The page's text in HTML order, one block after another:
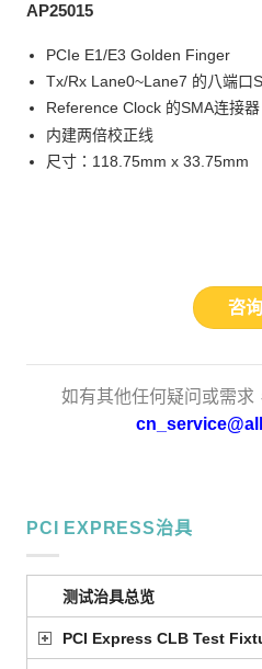
AP25015
PCIe E1/E3 Golden Finger
Tx/Rx Lane0~Lane7 的八端口
Reference Clock 的SMA连接
内建两倍校正线
尺寸：118.75mm x 33.75mm
咨询
如有其他任何疑问或需求
PCI EXPRESS治具
测试治具总览
PCI Express CLB Test